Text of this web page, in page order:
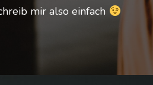
mir also einfach